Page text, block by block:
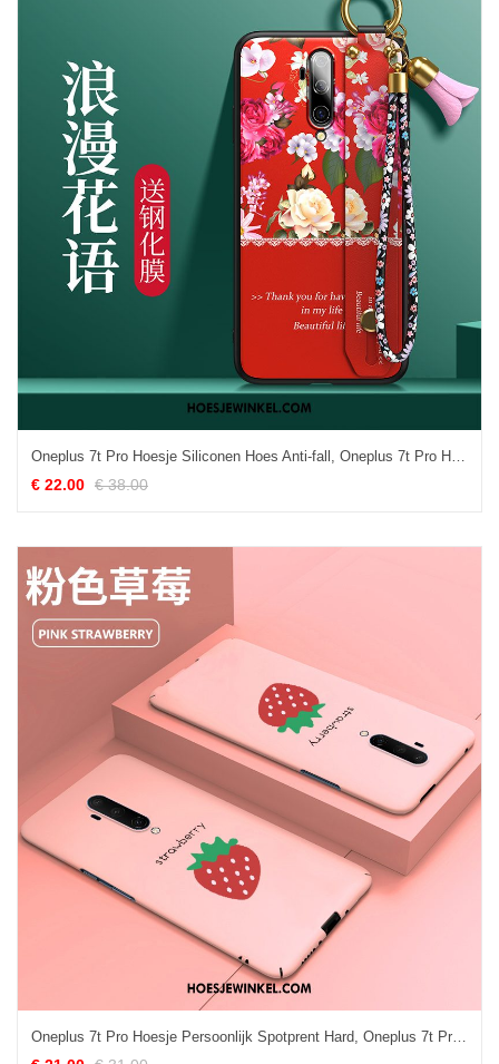
Oneplus 7t Pro Hoesje Siliconen Hoes Anti-fall, Oneplus 7t Pro Hoesje Bloemen Mobiele Telefoon
€ 22.00 € 38.00
Oneplus 7t Pro Hoesje Persoonlijk Spotprent Hard, Oneplus 7t Pro Hoesje Bescherming Mobiele Telefoon